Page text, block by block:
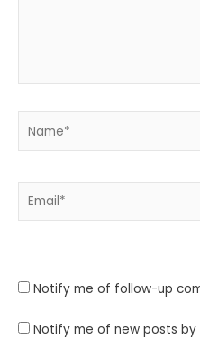
Notify me of follow-up
Notify me of new posts by